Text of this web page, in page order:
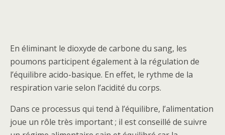
En éliminant le dioxyde de carbone du sang, les
poumons participent également à la régulation de
l’équilibre acido-basique. En effet, le rythme de la
respiration varie selon l’acidité du corps.
Dans ce processus qui tend à l’équilibre, l’alimentation
joue un rôle très important ; il est conseillé de suivre